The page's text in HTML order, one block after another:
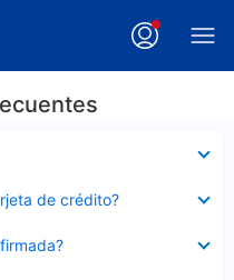
de crédito?